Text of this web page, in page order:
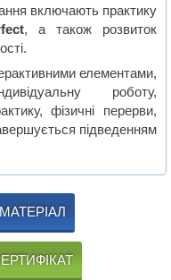
включають практику
, а також розвиток
елементами,
роботу,
фізичні перерви,
підведенням